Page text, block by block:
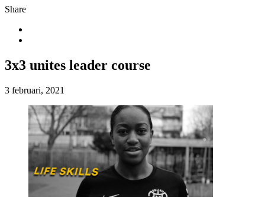
Share
3x3 unites leader course
3 februari, 2021